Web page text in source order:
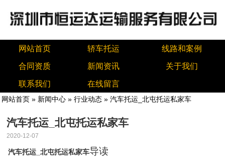
网站首页 轿车托运 线路和案例
合同资质 新闻资讯 关于我们
联系我们 在线留言
网站首页 » 新闻中心 » 行业动态 » 汽车托运_北屯托运私家车
汽车托运_北屯托运私家车
2020-12-07
汽车托运_北屯托运私家车导读